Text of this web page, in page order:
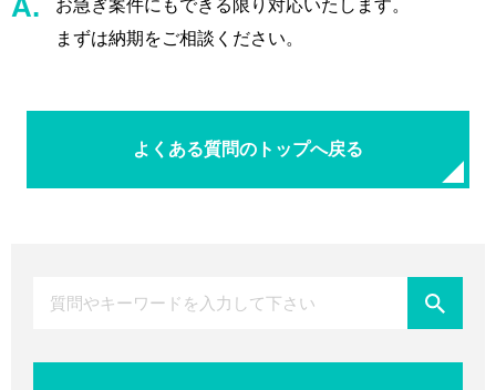
お急ぎ案件にもできる限り対応いたします。
まずは納期をご相談ください。
よくある質問のトップへ戻る